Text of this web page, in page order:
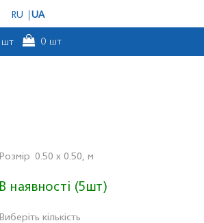
RU UA
шт 0 шт
Розмiр 0.50 x 0.50, м
В наявності (5шт)
Виберіть кількість